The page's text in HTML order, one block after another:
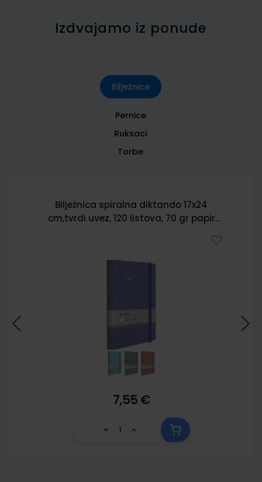
Izdvajamo iz ponude
Bilježnice
Pernice
Ruksaci
Torbe
Bilježnica spiralna diktando 17x24
cm,tvrdi uvez, 120 listova, 70 gr papir
7,55 €